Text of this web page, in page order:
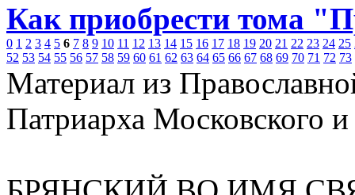
Как приобрести тома
0 1 2 3 4 5 6 7 8 9 10 11 12 13 14 15 16 17 18 19 20 21 22 23 24 25
52 53 54 55 56 57 58 59 60 61 62 63 64 65 66 67 68 69 70 71 72 73
Материал из
Патриарха Московского